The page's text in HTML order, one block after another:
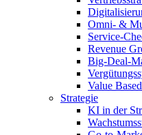
Omni- &
Service-
Revenue
Big-Deal-
Value
Strategie
KI in der